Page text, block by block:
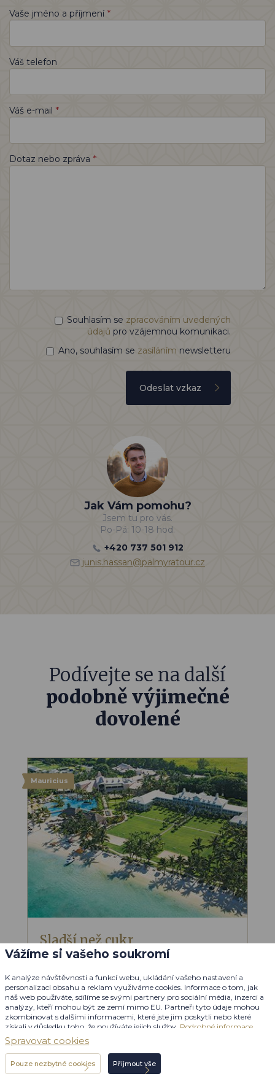
Vaše jméno a příjmení *
Váš telefon
Váš e-mail *
Dotaz nebo zpráva *
Souhlasím se zpracováním uvedených
údajů pro vzájemnou komunikaci.
Ano, souhlasím se zasíláním newsletteru
Odeslat vzkaz
Jak Vám pomohu?
Jsem tu pro vás.
Po-Pá: 10-18 hod.
+420 737 501 912
junis.hassan@palmyratour.cz
Podívejte se na další
podobně výjimečné
dovolené
Mauricius
Sladší než cukr
MAURICIUS
Cenová hladina $ $ $ $ $ od 46 000 Kč
Noční život
Vodní sporty
Možnost výletů
Koloniální prostředí
Individuální poptávka
Vážíme si vašeho soukromí
K analýze návštěvnosti a funkcí webu, ukládání vašeho nastavení a
personalizaci obsahu a reklam využíváme cookies. Informace o tom, jak
náš web používáte, sdílíme se svými partnery pro sociální média, inzerci a
analýzy, kteří mohou být ze zemí mimo EU. Partneři tyto údaje mohou
zkombinovat s dalšími informacemi, které jste jim poskytli nebo které
získali v důsledku toho, že používáte jejich služby. Podrobné informace
Spravovat cookies
Pouze nezbytné cookies Přijmout vše